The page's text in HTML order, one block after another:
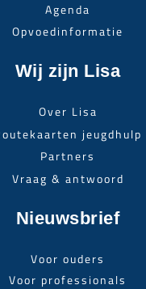
Agenda
Opvoedinformatie
Wij zijn Lisa
Over Lisa
jeugdhulp
Partners
Vraag & antwoord
Nieuwsbrief
Voor ouders
Voor professionals